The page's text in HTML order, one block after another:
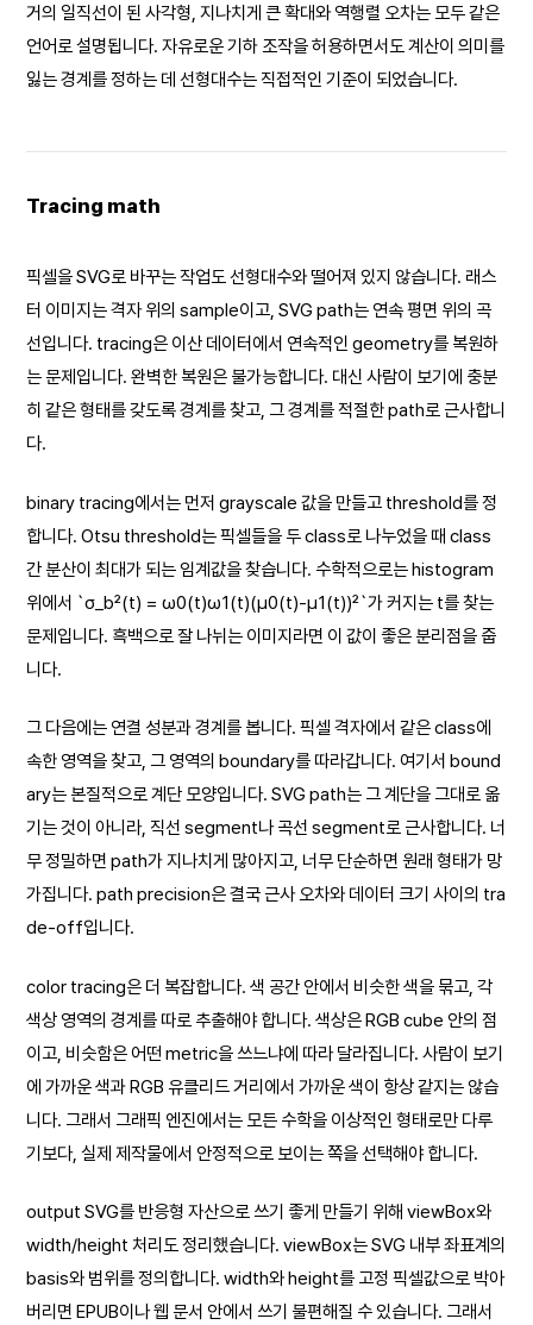
거의 일직선이 된 사각형, 지나치게 큰 확대와 역행렬 오차는 모두 같은
언어로 설명됩니다. 자유로운 기하 조작을 허용하면서도 계산이 의미를
잃는 경계를 정하는 데 선형대수는 직접적인 기준이 되었습니다.
Tracing math
픽셀을 SVG로 바꾸는 작업도 선형대수와 떨어져 있지 않습니다. 래스
터 이미지는 격자 위의 sample이고, SVG path는 연속 평면 위의 곡
선입니다. tracing은 이산 데이터에서 연속적인 geometry를 복원하
는 문제입니다. 완벽한 복원은 불가능합니다. 대신 사람이 보기에 충분
히 같은 형태를 갖도록 경계를 찾고, 그 경계를 적절한 path로 근사합니
다.
binary tracing에서는 먼저 grayscale 값을 만들고 threshold를 정
합니다. Otsu threshold는 픽셀들을 두 class로 나누었을 때 class
간 분산이 최대가 되는 임계값을 찾습니다. 수학적으로는 histogram
위에서 `σ_b²(t) = ω0(t)ω1(t)(μ0(t)-μ1(t))²`가 커지는 t를 찾는
문제입니다. 흑백으로 잘 나뉘는 이미지라면 이 값이 좋은 분리점을 줍
니다.
그 다음에는 연결 성분과 경계를 봅니다. 픽셀 격자에서 같은 class에
속한 영역을 찾고, 그 영역의 boundary를 따라갑니다. 여기서 bound
ary는 본질적으로 계단 모양입니다. SVG path는 그 계단을 그대로 옮
기는 것이 아니라, 직선 segment나 곡선 segment로 근사합니다. 너
무 정밀하면 path가 지나치게 많아지고, 너무 단순하면 원래 형태가 망
가집니다. path precision은 결국 근사 오차와 데이터 크기 사이의 tra
de-off입니다.
color tracing은 더 복잡합니다. 색 공간 안에서 비슷한 색을 묶고, 각
색상 영역의 경계를 따로 추출해야 합니다. 색상은 RGB cube 안의 점
이고, 비슷함은 어떤 metric을 쓰느냐에 따라 달라집니다. 사람이 보기
에 가까운 색과 RGB 유클리드 거리에서 가까운 색이 항상 같지는 않습
니다. 그래서 그래픽 엔진에서는 모든 수학을 이상적인 형태로만 다루
기보다, 실제 제작물에서 안정적으로 보이는 쪽을 선택해야 합니다.
output SVG를 반응형 자산으로 쓰기 좋게 만들기 위해 viewBox와
width/height 처리도 정리했습니다. viewBox는 SVG 내부 좌표계의
basis와 범위를 정의합니다. width와 height를 고정 픽셀값으로 박아
버리면 EPUB이나 웹 문서 안에서 쓰기 불편해질 수 있습니다. 그래서